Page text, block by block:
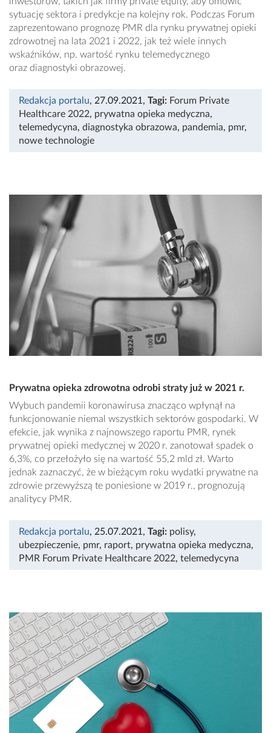
sytuację sektora i predykcje na kolejny rok. Podczas Forum
zaprezentowano prognozę PMR dla rynku prywatnej opieki
zdrowotnej na lata 2021 i 2022, jak też wiele innych
wskaźników, np. wartość rynku telemedycznego
oraz diagnostyki obrazowej.
Redakcja portalu, 27.09.2021 , Tagi: Forum Private
Healthcare 2022, prywatna opieka medyczna,
telemedycyna, diagnostyka obrazowa, pandemia, pmr,
nowe technologie
Prywatna opieka zdrowotna odrobi straty już w 2021 r.
Wybuch pandemii koronawirusa znacząco wpłynął na
funkcjonowanie niemal wszystkich sektorów gospodarki. W
efekcie, jak wynika z najnowszego raportu PMR, rynek
prywatnej opieki medycznej w 2020 r. zanotował spadek o
6,3%, co przełożyło się na wartość 55,2 mld zł. Warto
jednak zaznaczyć, że w bieżącym roku wydatki prywatne na
zdrowie przewyższą te poniesione w 2019 r., prognozują
analitycy PMR.
Redakcja portalu, 25.07.2021, Tagi: polisy,
ubezpieczenie, pmr, raport, prywatna opieka medyczna,
PMR Forum Private Healthcare 2022, telemedycyna